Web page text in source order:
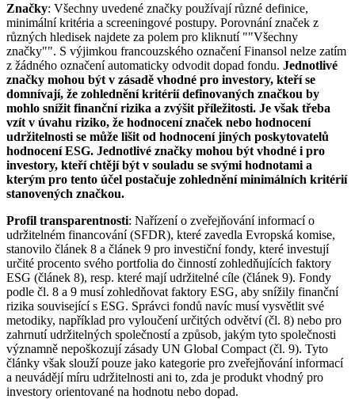
Značky: Všechny uvedené značky používají různé definice,
minimální kritéria a screeningové postupy. Porovnání značek z
různých hledisek najdete za polem pro kliknutí ""Všechny
značky"". S výjimkou francouzského označení Finansol nelze zatím
z žádného označení automaticky odvodit dopad fondu. Jednotlivé
značky mohou být v zásadě vhodné pro investory, kteří se
domnívají, že zohlednění kritérií definovaných značkou by
mohlo snížit finanční rizika a zvýšit příležitosti. Je však třeba
vzít v úvahu riziko, že hodnocení značek nebo hodnocení
udržitelnosti se může lišit od hodnocení jiných poskytovatelů
hodnocení ESG. Jednotlivé značky mohou být vhodné i pro
investory, kteří chtějí být v souladu se svými hodnotami a
kterým pro tento účel postačuje zohlednění minimálních kritérií
stanovených značkou.
Profil transparentnosti: Nařízení o zveřejňování informací o
udržitelném financování (SFDR), které zavedla Evropská komise,
stanovilo článek 8 a článek 9 pro investiční fondy, které investují
určité procento svého portfolia do činností zohledňujících faktory
ESG (článek 8), resp. které mají udržitelné cíle (článek 9). Fondy
podle čl. 8 a 9 musí zohledňovat faktory ESG, aby snížily finanční
rizika související s ESG. Správci fondů navíc musí vysvětlit své
metodiky, například pro vyloučení určitých odvětví (čl. 8) nebo pro
zahrnutí udržitelných společností a způsob, jakým tyto společnosti
významně nepoškozují zásady UN Global Compact (čl. 9). Tyto
články však slouží pouze jako kategorie pro zveřejňování informací
a neuvádějí míru udržitelnosti ani to, zda je produkt vhodný pro
investory orientované na hodnotu nebo dopad.